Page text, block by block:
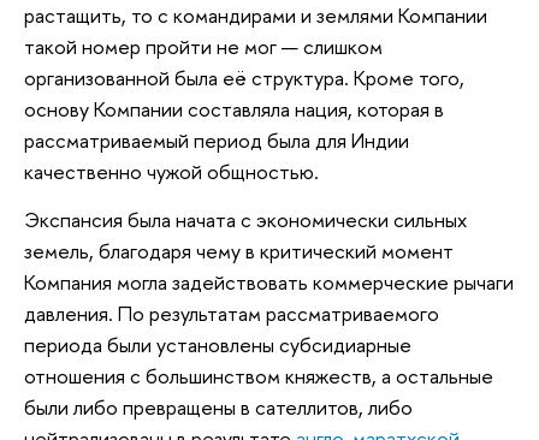
растащить, то с командирами и землями Компании
такой номер пройти не мог — слишком
организованной была её структура. Кроме того,
основу Компании составляла нация, которая в
рассматриваемый период была для Индии
качественно чужой общностью.
Экспансия была начата с экономически сильных
земель, благодаря чему в критический момент
Компания могла задействовать коммерческие рычаги
давления. По результатам рассматриваемого
периода были установлены субсидиарные
отношения с большинством княжеств, а остальные
были либо превращены в сателлитов, либо